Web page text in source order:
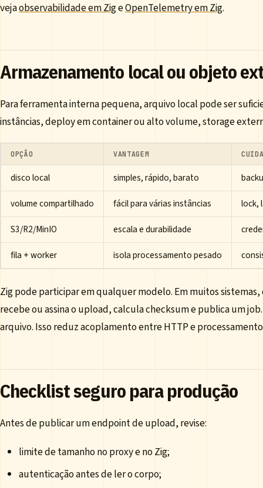
vejaobservabilidade em ZigeOpenTelemetry em Zig.
Armazenamento local ou objeto
Para ferramenta interna pequena, arquivo local pode ser
instâncias, deploy em container ou alto volume, storage
OPÇÃO VANTAGEM
disco local simples, rápido, barato
volume compartilhado
fácil para várias instâncias
lock,
S3/R2/MinIO
escala e durabilidade
fila + worker
isola processamento pesado
Zig pode participar em qualquer modelo. Em muitos
recebe ou assina o upload, calcula checksum e publica um
arquivo. Isso reduz acoplamento entre HTTP e
Checklist seguro para produção
Antes de publicar um endpoint de upload, revise:
limite de tamanho no proxy e no Zig;
autenticação antes de ler o corpo;